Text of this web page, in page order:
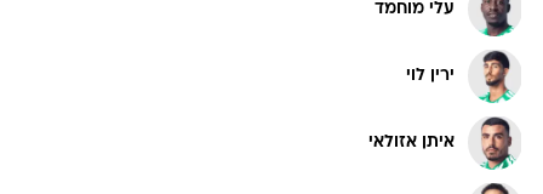
עלי מוחמד
ירין לוי
איתן אזולאי